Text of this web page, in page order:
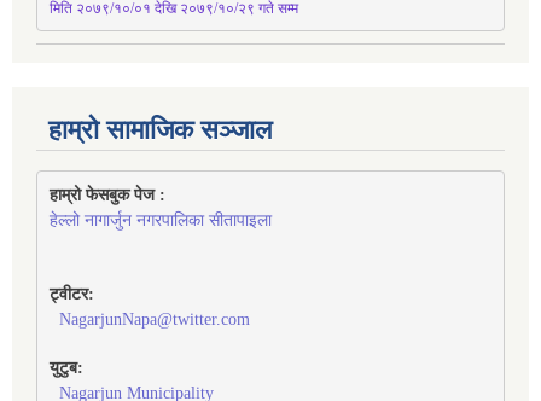
मिति २०७९/१०/०१ देखि २०७९/१०/२९ गते सम्म
हाम्रो सामाजिक सञ्जाल
हाम्रो फेसबुक पेज :
हेल्लो नागार्जुन नगरपालिका सीतापाइला
ट्वीटर:
NagarjunNapa@twitter.com
युटुब:
Nagarjun Municipality